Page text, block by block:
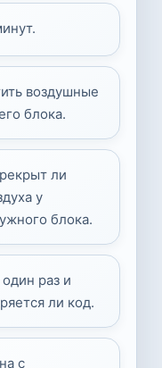
воздушные
блока.
ли
у
блока.
раз и
ли код.
с